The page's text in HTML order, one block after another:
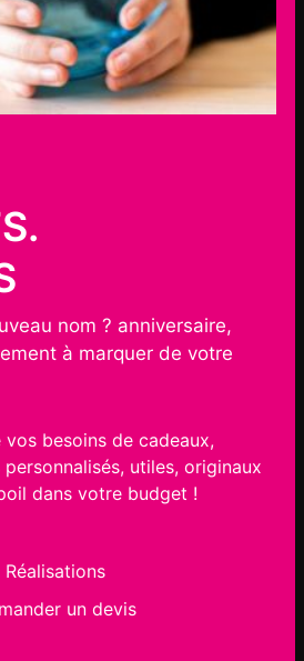
nom ? anniversaire,
à marquer de votre
vos besoins de cadeaux,
utiles, originaux
dans votre budget !
Réalisations
un devis